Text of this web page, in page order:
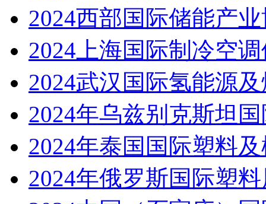
2024西部国际储能产
2024上海国际制冷空
2024武汉国际氢能源
2024年乌兹别克斯坦
2024年泰国国际塑料
2024年俄罗斯国际塑